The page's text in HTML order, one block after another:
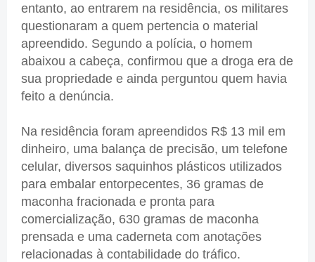
entanto, ao entrarem na residência, os militares
questionaram a quem pertencia o material
apreendido. Segundo a polícia, o homem
abaixou a cabeça, confirmou que a droga era de
sua propriedade e ainda perguntou quem havia
feito a denúncia.
Na residência foram apreendidos R$ 13 mil em
dinheiro, uma balança de precisão, um telefone
celular, diversos saquinhos plásticos utilizados
para embalar entorpecentes, 36 gramas de
maconha fracionada e pronta para
comercialização, 630 gramas de maconha
prensada e uma caderneta com anotações
relacionadas à contabilidade do tráfico.